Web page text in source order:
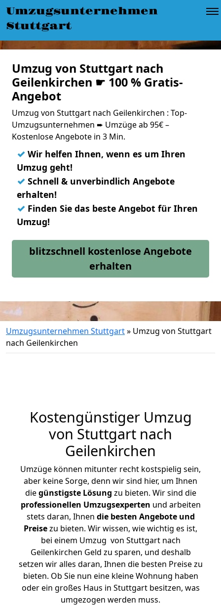
Umzugsunternehmen
Stuttgart
Umzug von Stuttgart nach
Geilenkirchen ☛ 100 % Gratis-
Angebot
Umzug von Stuttgart nach Geilenkirchen : Top-
Umzugsunternehmen ➨ Umzüge ab 95€ –
Kostenlose Angebote in 3 Min.
✓ Wir helfen Ihnen, wenn es um Ihren
Umzug geht!
✓ Schnell & unverbindlich Angebote
erhalten!
✓ Finden Sie das beste Angebot für Ihren
Umzug!
blitzschnell kostenlose Angebote
erhalten
Umzugsunternehmen Stuttgart» Umzug von Stuttgart
nach Geilenkirchen
Kostengünstiger Umzug
von Stuttgart nach
Geilenkirchen
Umzüge können mitunter recht kostspielig sein,
aber keine Sorge, denn wir sind hier, um Ihnen
diegünstigste Lösung zu bieten. Wir sind die
professionellen Umzugsexperten und arbeiten
stets daran, Ihnen die besten Angebote und
Preisezu bieten. Wir wissen, wie wichtig es ist,
bei einem Umzug von Stuttgart nach
Geilenkirchen Geld zu sparen, und deshalb
setzen wir alles daran, Ihnen die besten Preise zu
bieten. Ob Sie nun eine kleine Wohnung haben
oder ein großes Haus in Stuttgart besitzen, was
umgezogen werden muss.